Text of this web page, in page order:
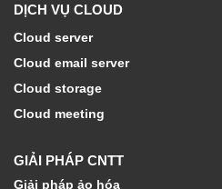
DỊCH VỤ CLOUD
Cloud server
Cloud email server
Cloud storage
Cloud meeting
GIẢI PHÁP CNTT
Giải pháp ảo hóa